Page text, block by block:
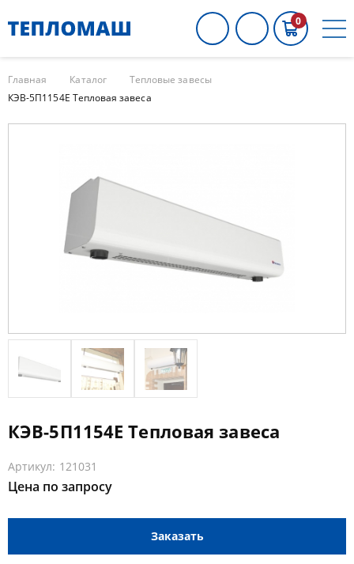
0
Главная Каталог
Тепловые завесы
КЭВ-5П1154E Тепловая завеса
КЭВ-5П1154E Тепловая завеса
Артикул: 121031
Цена по запросу
Заказать